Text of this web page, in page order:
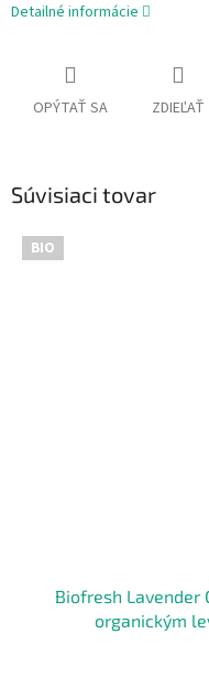
Detailné informácie
OPÝTAŤ SA ZDIEĽAŤ
Súvisiaci tovar
BIO
Biofresh Lavender
organickým